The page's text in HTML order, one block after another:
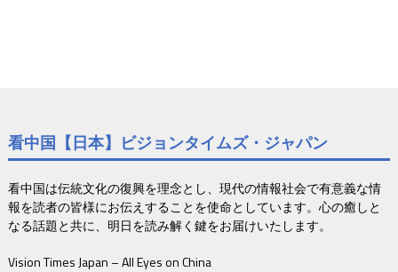
看中国【日本】ビジョンタイムズ・ジャパン
看中国は伝統文化の復興を理念とし、現代の情報社会で有意義な情
報を読者の皆様にお伝えすることを使命としています。心の癒しと
なる話題と共に、明日を読み解く鍵をお届けいたします。
Vision Times Japan – All Eyes on China